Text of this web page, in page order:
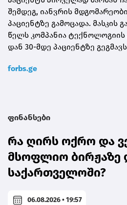
შემდეგ, იანვრის
პაციენტზე გამოცადა. მასკის
წელს კომპანია ტექნოლოგიის
დან 30-მდე პაციენტზე
forbs.ge
ფინანსები
რა ღირს ოქრო და
მსოფლიო ბირჟაზე
საქართველოში?
06.08.2026 • 19:57